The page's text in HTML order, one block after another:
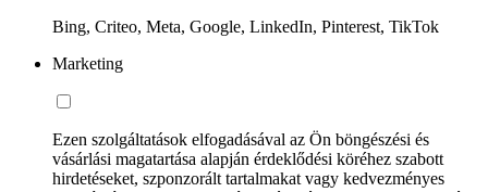
Bing, Criteo, Meta, Google, LinkedIn, Pinterest, TikTok
Marketing
Ezen szolgáltatások elfogadásával az Ön böngészési és
vásárlási magatartása alapján érdeklődési köréhez szabott
hirdetéseket, szponzorált tartalmakat vagy kedvezményes